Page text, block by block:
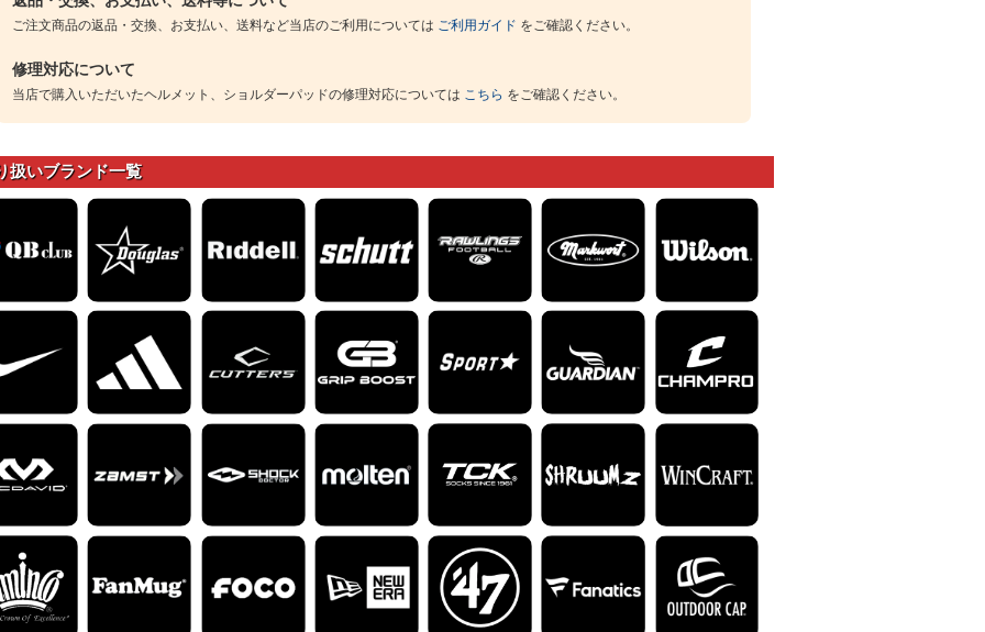
ご注文商品の返品・交換、お支払い、送料など当店のご利用については ご利用ガイド をご確認ください。
修理対応について
当店で購入いただいたヘルメット、ショルダーパッドの修理対応については こちら をご確認ください。
扱いブランド一覧